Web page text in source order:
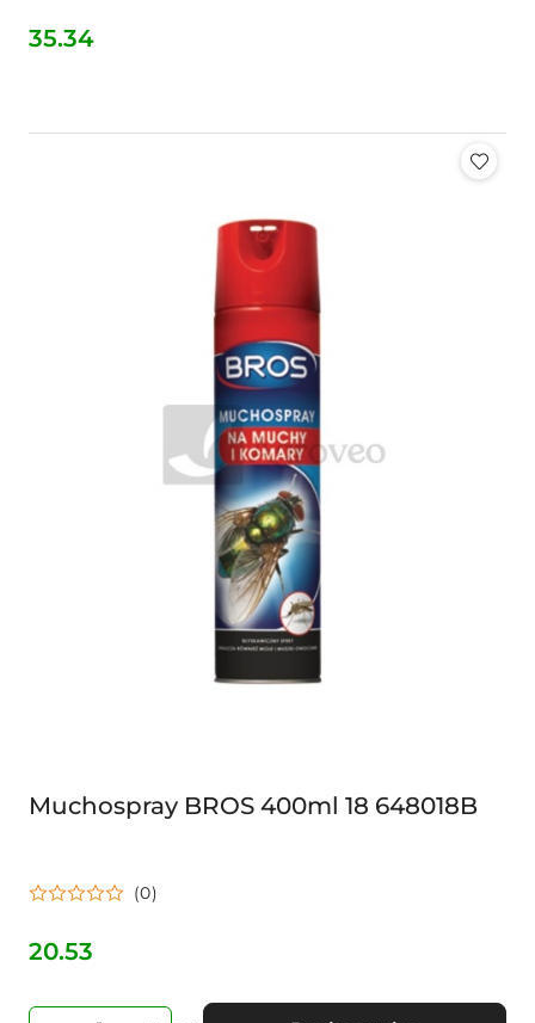
Cena:
35.34
Muchospray BROS 400ml 18 648018B
(0)
Cena:
20.53